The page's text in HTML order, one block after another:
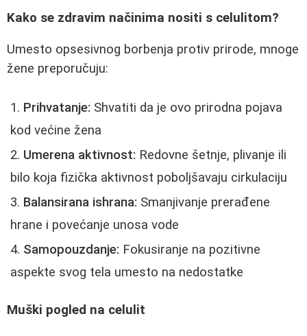
Kako se zdravim načinima nositi s celulitom?
Umesto opsesivnog borbenja protiv prirode, mnoge
žene preporučuju:
Prihvatanje: Shvatiti da je ovo prirodna pojava
kod većine žena
Umerena aktivnost: Redovne šetnje, plivanje ili
bilo koja fizička aktivnost poboljšavaju cirkulaciju
Balansirana ishrana: Smanjivanje prerađene
hrane i povećanje unosa vode
Samopouzdanje: Fokusiranje na pozitivne
aspekte svog tela umesto na nedostatke
Muški pogled na celulit